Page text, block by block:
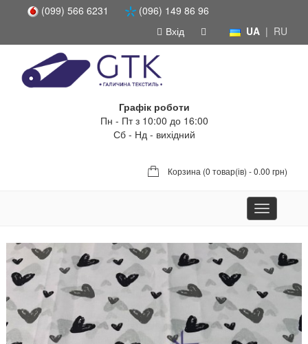
(099) 566 6231
(096) 149 86 96
UA | RU
Вхід
Графік роботи
Пн - Пт з 10:00 до 16:00
Сб - Нд - вихідний
Корзина (0 товар(ів) - 0.00 грн)
Toggle
navigation